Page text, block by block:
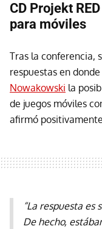
CD Projekt
para móviles
Tras la conferencia,
respuestas en donde
Nowakowski la
de juegos móviles
afirmó
“La respuesta es
De hecho,